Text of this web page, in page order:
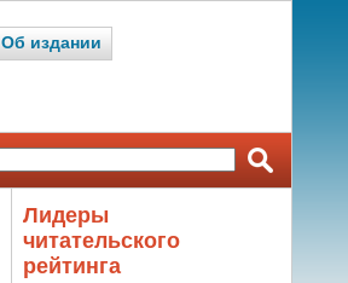
Об издании
Лидеры
читательского
рейтинга